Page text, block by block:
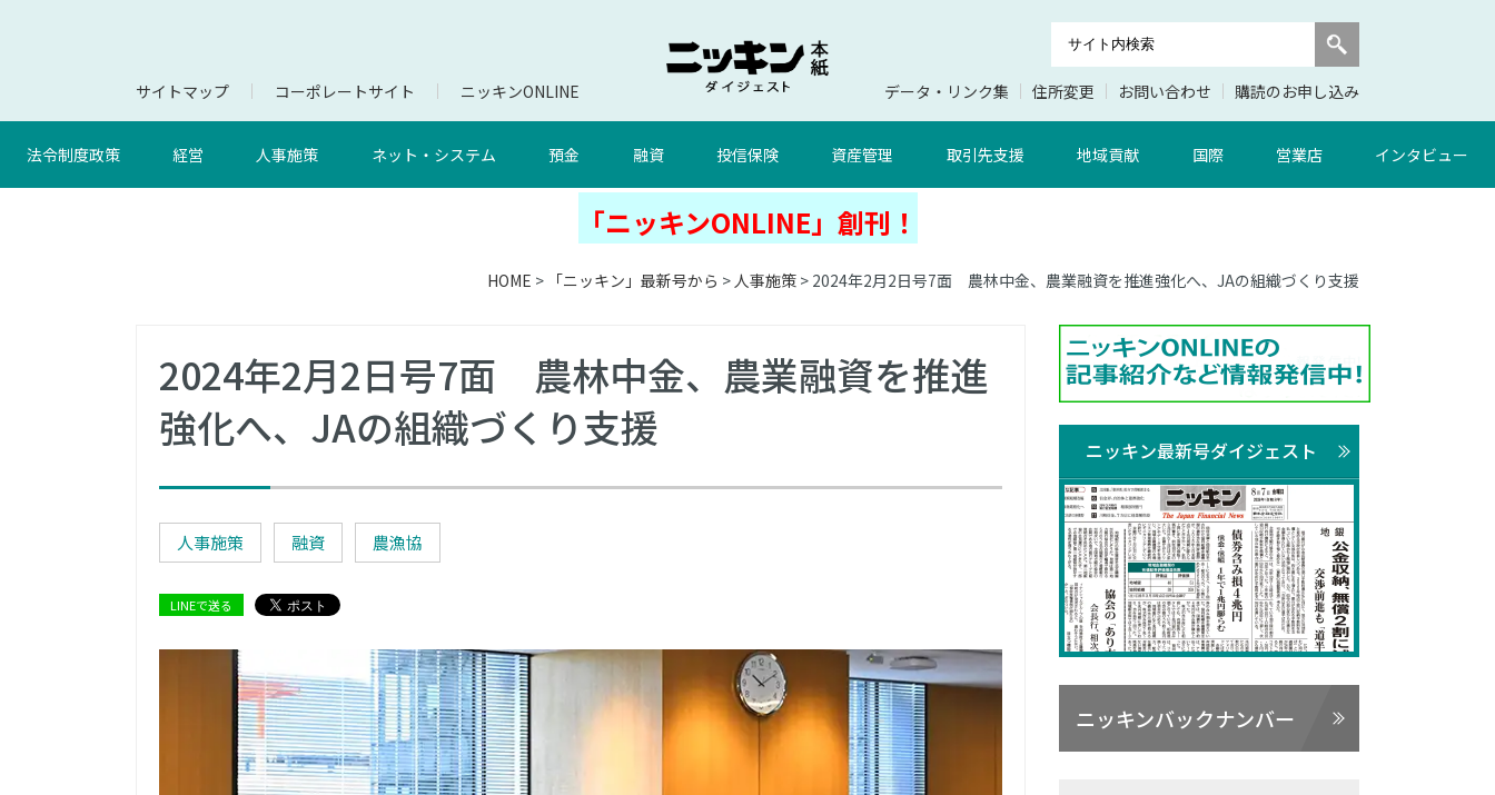
サイトマップ コーポレートサイト ニッキンONLINE データ・リンク集 住所変更 お問い合わせ 購読のお申し込み
法令制度政策 経営 人事施策 ネット・システム 預金 融資 投信保険 資産管理 取引先支援 地域貢献 国際 営業店 インタビュー
「ニッキンONLINE」創刊！
HOME > 「ニッキン」最新号から >人事施策 > 2024年2月2日号7面 農林中金、農業融資を推進強化へ、JAの組織づくり支援
2024年2月2日号7面 農林中金、農業融資を推進
強化へ、JAの組織づくり支援
人事施策 融資 農漁協
LINEで送る
ニッキン最新号ダイジェスト
ニッキンバックナンバー